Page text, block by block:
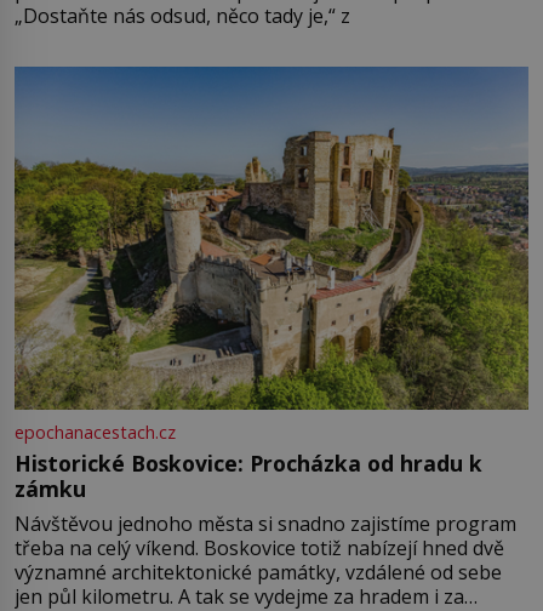
„Dostaňte nás odsud, něco tady je,“ z
epochanacestach.cz
Historické Boskovice: Procházka od hradu k
zámku
Návštěvou jednoho města si snadno zajistíme program
třeba na celý víkend. Boskovice totiž nabízejí hned dvě
významné architektonické památky, vzdálené od sebe
jen půl kilometru. A tak se vydejme za hradem i za